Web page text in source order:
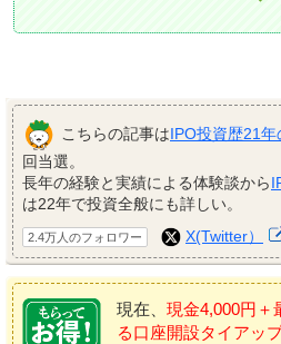
こちらの記事はIPO投資歴21
回当選。
長年の経験と実績による体験談から
は22年で投資全般にも詳しい。
2.4万人のフォロワー X(Twitter）
現在、 現金4,000円＋
る口座開設タイアッ